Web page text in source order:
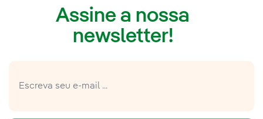
Assine a nossa
newsletter!